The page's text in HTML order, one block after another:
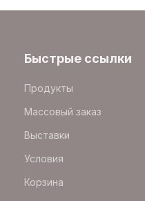
Быстрые ссылки
Продукты
Массовый заказ
Выставки
Условия
Корзина